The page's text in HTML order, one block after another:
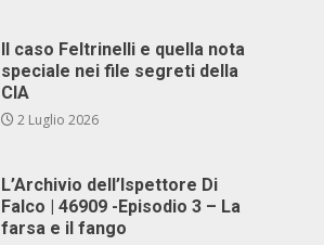
Il caso Feltrinelli e quella nota
speciale nei file segreti della
CIA
2 Luglio 2026
L’Archivio dell’Ispettore Di
Falco | 46909 -Episodio 3 – La
farsa e il fango